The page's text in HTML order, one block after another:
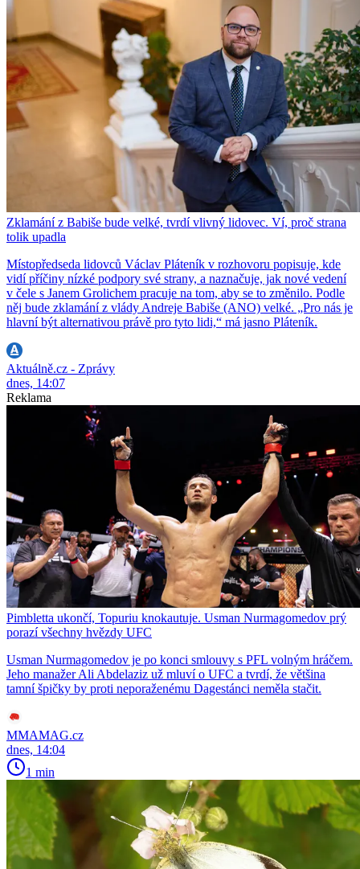
Zklamání z Babiše bude velké, tvrdí vlivný lidovec. Ví, proč strana
tolik upadla
Místopředseda lidovců Václav Pláteník v rozhovoru popisuje, kde
vidí příčiny nízké podpory své strany, a naznačuje, jak nové vedení
v čele s Janem Grolichem pracuje na tom, aby se to změnilo. Podle
něj bude zklamání z vlády Andreje Babiše (ANO) velké. „Pro nás je
hlavní být alternativou právě pro tyto lidi,“ má jasno Pláteník.
Aktuálně.cz - Zprávy
dnes, 14:07
Reklama
Pimbletta ukončí, Topuriu knokautuje. Usman Nurmagomedov prý
porazí všechny hvězdy UFC
Usman Nurmagomedov je po konci smlouvy s PFL volným hráčem.
Jeho manažer Ali Abdelaziz už mluví o UFC a tvrdí, že většina
tamní špičky by proti neporaženému Dagestánci neměla stačit.
MMAMAG.cz
dnes, 14:04
1 min